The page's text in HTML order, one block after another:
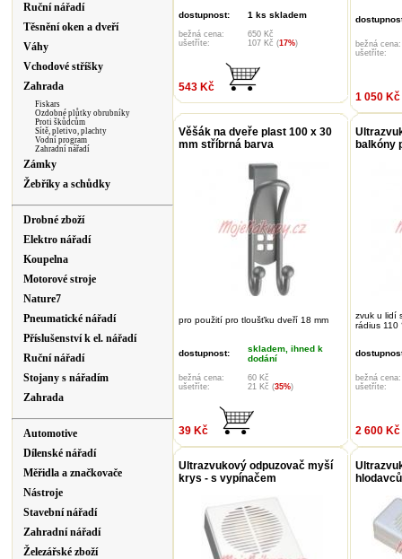
Ruční nářadí
Těsnění oken a dveří
Váhy
Vchodové stříšky
Zahrada
Fiskars
Ozdobné plůtky obrubníky
Proti škůdcům
Sítě, pletivo, plachty
Vodní program
Zahradní nářadí
Zámky
Žebříky a schůdky
Drobné zboží
Elektro nářadí
Koupelna
Motorové stroje
Nature7
Pneumatické nářadí
Příslušenství k el. nářadí
Ruční nářadí
Stojany s nářadím
Zahrada
Automotive
Dílenské nářadí
Měřidla a značkovače
Nástroje
Stavební nářadí
Zahradní nářadí
Železářské zboží
dostupnost: 1 ks skladem
bežná cena:
650 Kč
ušetříte:
107 Kč (17%)
543 Kč
bežná cena:
ušetříte:
1 050 Kč
Věšák na dveře plast 100 x 30
mm stříbrná barva
pro použití pro tloušťku dveří 18 mm
dostupnost:
skladem, ihned k
dodání
bežná cena:
60 Kč
ušetříte:
21 Kč (35%)
39 Kč
balkóny
zvuk u lidí
rádius 110
bežná cena:
ušetříte:
2 600 Kč
Ultrazvukový odpuzovač myší
krys - s vypínačem